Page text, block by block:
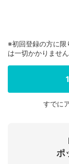
※初回登録の方に限
は一切かかりません
すでに
ポ